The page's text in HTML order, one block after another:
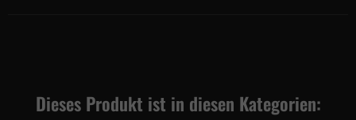
Dieses Produkt ist in diesen Kategorien: